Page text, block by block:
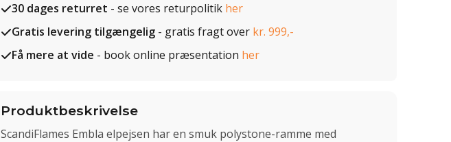
30 dages returret - se vores returpolitik her
Gratis levering tilgængelig - gratis fragt over kr. 999,-
Få mere at vide - book online præsentation her
Produktbeskrivelse
ScandiFlames Embla elpejsen har en smuk polystone-ramme med